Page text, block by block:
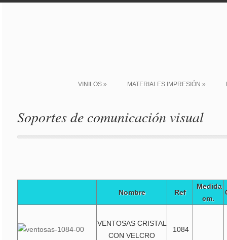
VINILOS» MATERIALES IMPRESIÓN »
Soportes de comunicación visual
Nombre Ref
Medida
cm.
VENTOSAS CRISTAL
CON VELCRO
1084